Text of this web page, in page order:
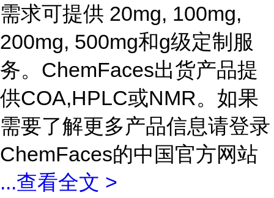
需求可提供 20mg, 100mg,
200mg, 500mg和g级定制服
务。ChemFaces出货产品提
供COA,HPLC或NMR。如果
需要了解更多产品信息请登录
ChemFaces的中国官方网站
...查看全文 >